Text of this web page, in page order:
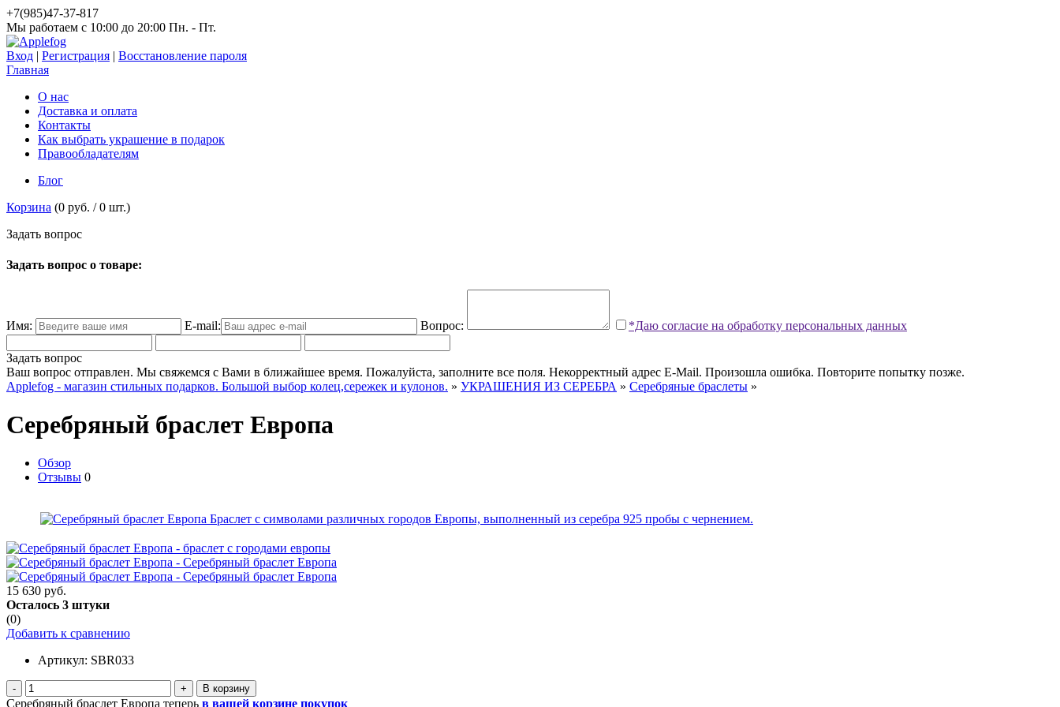
+7(985)47-37-817
Мы работаем c 10:00 до 20:00 Пн. - Пт.
Вход | Регистрация | Восстановление пароля
Главная
О нас
Доставка и оплата
Контакты
Как выбрать украшение в подарок
Правообладателям
Блог
Корзина (0 руб. /0 шт.)
Задать вопрос
Задать вопрос о товаре:
Имя: E-mail: Вопрос: *Даю согласие на обработку персональных данных
Задать вопрос
Ваш вопрос отправлен. Мы свяжемся с Вами в ближайшее время. Пожалуйста, заполните все поля. Некорректный адрес E-Mail. Произошла ошибка. Повторите попытку позже.
Applefog - магазин стильных подарков. Большой выбор колец,сережек и кулонов. » УКРАШЕНИЯ ИЗ СЕРЕБРА » Серебряные браслеты »
Серебряный браслет Европа
Обзор
Отзывы 0
15 630 руб.
Осталось 3 штуки
(0)
Добавить к сравнению
Артикул: SBR033
- +
Серебряный браслет Европа теперь в вашей корзине покупок